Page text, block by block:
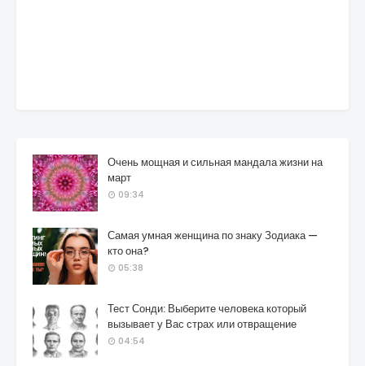
Очень мощная и сильная мандала жизни на
март
09:34
Самая умная женщина по знаку Зодиака —
кто она?
05:38
Тест Сонди: Выберите человека который
вызывает у Вас страх или отвращение
04:54